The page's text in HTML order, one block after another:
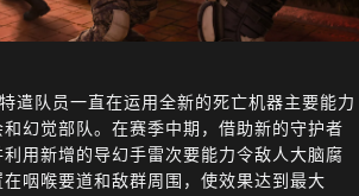
遣队员一直在运用全新的死亡机器主要能力
幻觉部队。在赛季中期，借助新的守护者
用新增的导幻手雷次要能力令敌人大脑腐
咽喉要道和敌群周围，使效果达到最大